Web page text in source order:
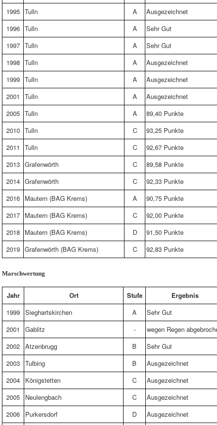
1995 Tulln A
Ausgezeichnet
1996 Tulln A
Sehr Gut
1997 Tulln A
Sehr Gut
1998 Tulln A
Ausgezeichnet
1999 Tulln A
Ausgezeichnet
2001
Tulln A
Ausgezeichnet
2005 Tulln A
89,40 Punkte
2010 Tulln C
93,25 Punkte
2011
Tulln C
92,67 Punkte
2013 Grafenwörth C
89,58 Punkte
2014 Grafenwörth C
92,33 Punkte
2016
Mautern (BAG Krems) A
90,75 Punkte
2017
Mautern (BAG Krems) C
92,00 Punkte
2018
Mautern (BAG Krems) D
91,50 Punkte
2019 Grafenwörth (BAG Krems) C 92,83 Punkte
Marschwertung
Jahr Ort Stufe
Ergebnis
1999 Sieghartskirchen A
Sehr Gut
2001
Gablitz -
wegen Regen
2002 Atzenbrugg B
Sehr Gut
2003 Tulbing B
Ausgezeichnet
2004
Königstetten C
Ausgezeichnet
2005
Neulengbach C
Ausgezeichnet
2006
Purkersdorf D
Ausgezeichnet